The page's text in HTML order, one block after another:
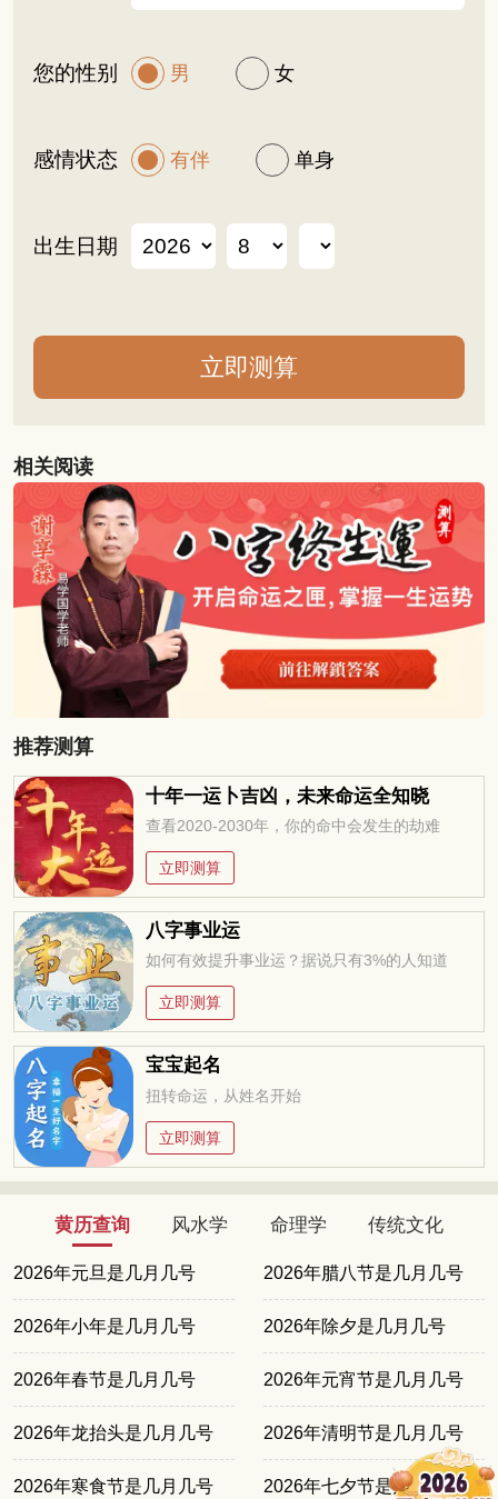
您的性别 男 女
感情状态 有伴 单身
出生日期
相关阅读
推荐测算
十年一运卜吉凶，未来命运全知晓
查看2020-2030年，你的命中会发生的劫难
立即测算
八字事业运
如何有效提升事业运？据说只有3%的人知道
立即测算
宝宝起名
扭转命运，从姓名开始
立即测算
黄历查询 风水学 命理学 传统文化
2026年元旦是几月几号 2026年腊八节是几月几号
2026年小年是几月几号 2026年除夕是几月几号
2026年春节是几月几号 2026年元宵节是几月几号
2026年龙抬头是几月几号 2026年清明节是几月几号
2026年寒食节是几月几号 2026年七夕节是几月几号